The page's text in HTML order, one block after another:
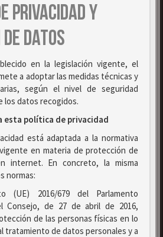
PRIVACIDAD Y
DATOS
en la legislación vigente, el
a adoptar las medidas técnicas y
según el nivel de seguridad
los datos recogidos.
esta política de privacidad
está adaptada a la normativa
en materia de protección de
internet. En concreto, la misma
normas:
(UE) 2016/679 del Parlamento
Consejo, de 27 de abril de 2016,
de las personas físicas en lo
tratamiento de datos personales y a